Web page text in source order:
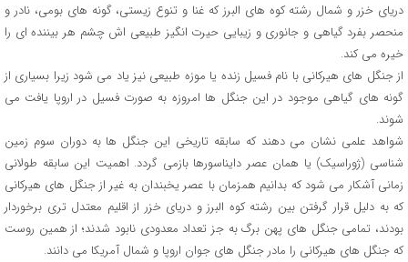
دریای خزر و شمال رشته کوه های البرز که غنا و تنوع زیستی، گونه های بومی، نادر و
منحصر بفرد گیاهی و جانوری و زیبایی حیرت انگیز طبیعی اش چشم هر بیننده ای را
خیره می کند.
از جنگل های هیرکانی با نام فسیل زنده یا موزه طبیعی نیز یاد می شود زیرا بسیاری از
گونه های گیاهی موجود در این جنگل ها امروزه به صورت فسیل در اروپا یافت می
شوند.
شواهد علمی نشان می دهند که سابقه تاریخی این جنگل ها به دوران سوم زمین
شناسی (ژوراسیک) یا همان عصر دایناسورها بازمی گردد. اهمیت این سابقه طولانی
زمانی آشکار می شود که بدانیم همزمان با عصر یخبندان به غیر از جنگل های هیرکانی
که به دلیل قرار گرفتن بین رشته کوه البرز و دریای خزر از اقلیم معتدل تری برخوردار
بودند، تمامی جنگل های پهن برگ به جز تعداد معدودی نابود شدند؛ از همین روست
که جنگل های هیرکانی را مادر جنگل های جوان اروپا و شمال آمریکا می دانند.